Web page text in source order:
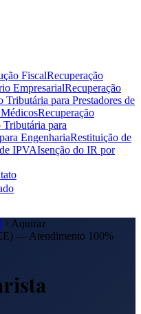
FiscalRecuperação
EmpresarialRecuperação
Tributária para Prestadores de
Recuperação
Tributária para
EngenhariaRestituição de
IPVAIsenção do IR por
Aquiraz
) — Atendimento 100%